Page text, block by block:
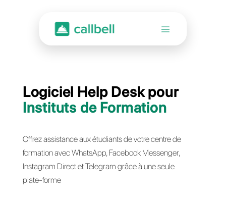
Logiciel Help Desk pour
Instituts de Formation
Offrez assistance aux étudiants de votre centre de
formation avec WhatsApp, Facebook Messenger,